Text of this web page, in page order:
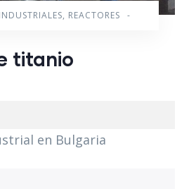
, REACTORES -
titanio
en Bulgaria